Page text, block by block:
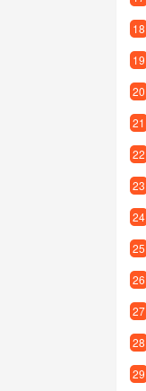
18
19
20
21
22
23
24
25
26
27
28
29